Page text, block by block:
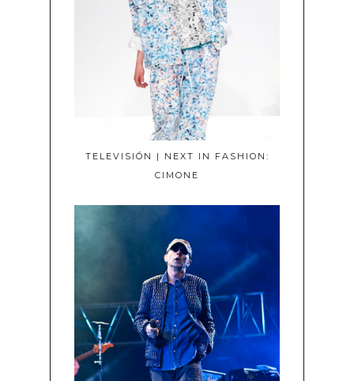
TELEVISIÓN | NEXT IN FASHION:
CIMONE